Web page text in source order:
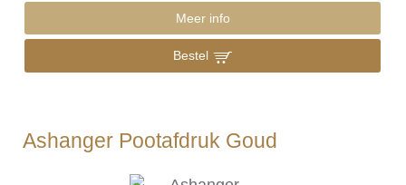
Meer info
Bestel
Ashanger Pootafdruk Goud